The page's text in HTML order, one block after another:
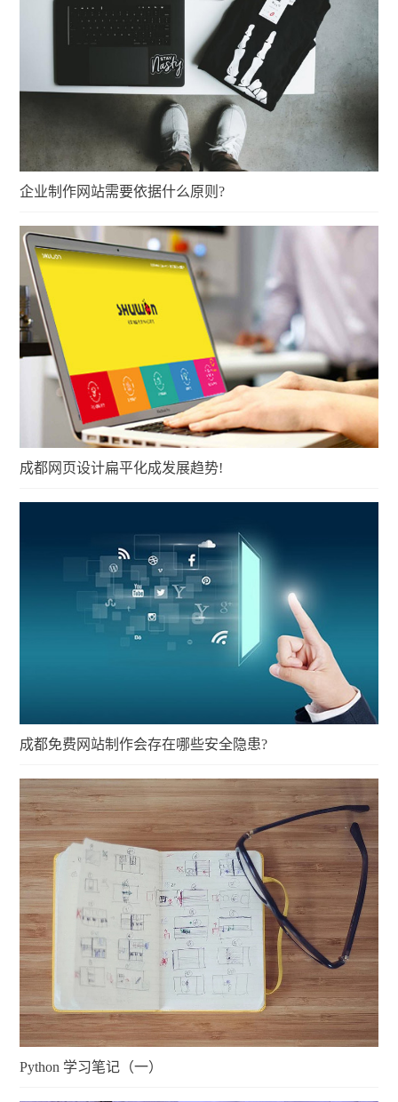
企业制作网站需要依据什么原则?
成都网页设计扁平化成发展趋势!
成都免费网站制作会存在哪些安全隐患?
Python 学习笔记（一）